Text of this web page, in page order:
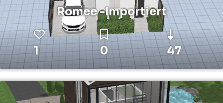
Romee -Importiert
1 0 47